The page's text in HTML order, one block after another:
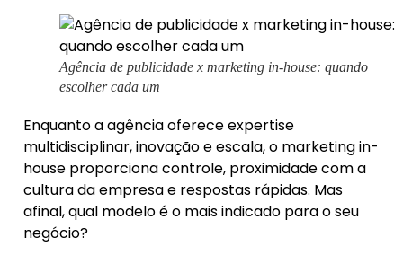
Agência de publicidade x marketing in-house: quando
escolher cada um
Enquanto a agência oferece expertise
multidisciplinar, inovação e escala, o marketing in-
house proporciona controle, proximidade com a
cultura da empresa e respostas rápidas. Mas
afinal, qual modelo é o mais indicado para o seu
negócio?